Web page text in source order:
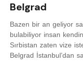
Belgrad
Bazen bir an geliyor
bulabiliyor insan
Sırbistan zaten vize
Belgrad İstanbul’dan